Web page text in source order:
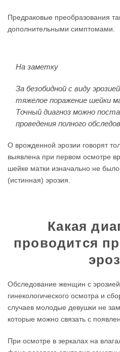
Предраковые преобразования
дополнительными симптомами.
На заметку
За безобидной с виду
тяжелое поражение шейки
Точный диагноз можно
проведения полного
О врожденной эрозии говорят
выявлена при первом осмотре
шейке матки изначально не
(истинная) эрозия.
Какая
проводится
Обследование женщин с
гинекологического осмотра и
случаев молодые девушки не
которые можно связать с
При осмотре в зеркалах на